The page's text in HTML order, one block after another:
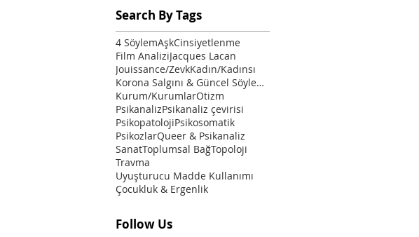
Search By Tags
4 SöylemAşkCinsiyetlenme
Film AnaliziJacques Lacan
Jouissance/ZevkKadın/Kadınsı
Korona Salgını & Güncel Söylemler
Kurum/KurumlarOtizm
PsikanalizPsikanaliz çevirisi
PsikopatolojiPsikosomatik
PsikozlarQueer & Psikanaliz
SanatToplumsal BağTopoloji
Travma
Uyuşturucu Madde Kullanımı
Çocukluk & Ergenlik
Follow Us